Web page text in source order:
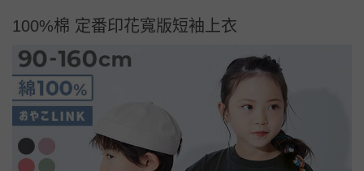
100%棉 定番印花寬版短袖上衣